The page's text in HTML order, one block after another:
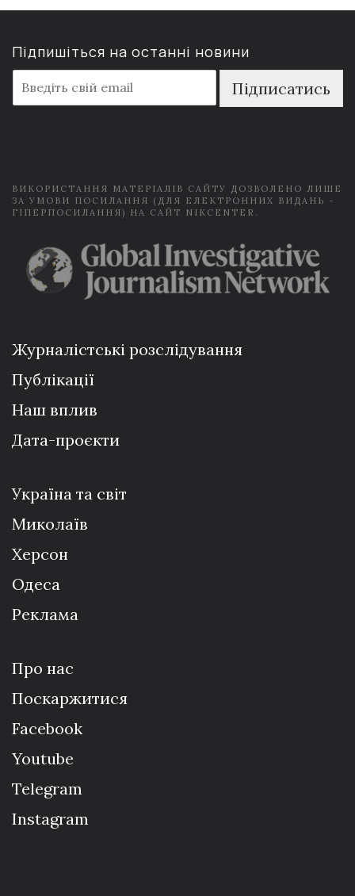
Підпишіться на останні новини
m
a
Підписатись
ВИКОРИСТАННЯ МАТЕРІАЛІВ САЙТУ ДОЗВОЛЕНО ЛИШЕ
ЗА УМОВИ ПОСИЛАННЯ (ДЛЯ ЕЛЕКТРОННИХ ВИДАНЬ -
ГІПЕРПОСИЛАННЯ) НА САЙТ NIKCENTER.
Журналістські розслідування
Публікації
Наш вплив
Дата-проєкти
Україна та світ
Миколаїв
Херсон
Одеса
Реклама
Про нас
Поскаржитися
Facebook
Youtube
Telegram
Instagram